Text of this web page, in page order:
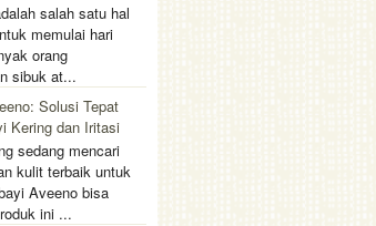
salah satu hal
memulai hari
orang
sibuk at...
Solusi Tepat
Kering dan Iritasi
sedang mencari
kulit terbaik untuk
Aveeno bisa
ini ...